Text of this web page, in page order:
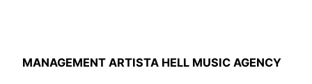
MANAGEMENT ARTISTA HELL MUSIC AGENCY